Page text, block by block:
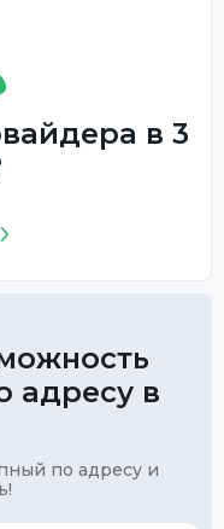
в 3
адресу в
по адресу и